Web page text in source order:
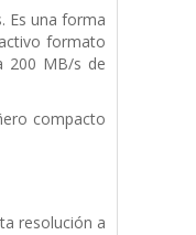
Es una forma
formato
200 MB/s de
compacto
resolución a